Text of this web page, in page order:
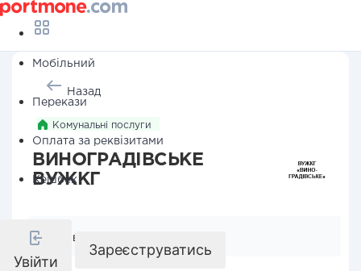
Мобільний
Перекази
Оплата за реквізитами
Кешбек
Увійти
Зареєструватись
Назад
Комунальні послуги
ВИНОГРАДІВСЬКЕ
ВУЖКГ
Реквізити компанії